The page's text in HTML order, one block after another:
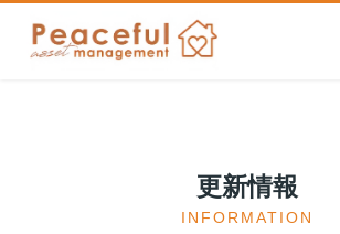
更新情報
INFORMATION